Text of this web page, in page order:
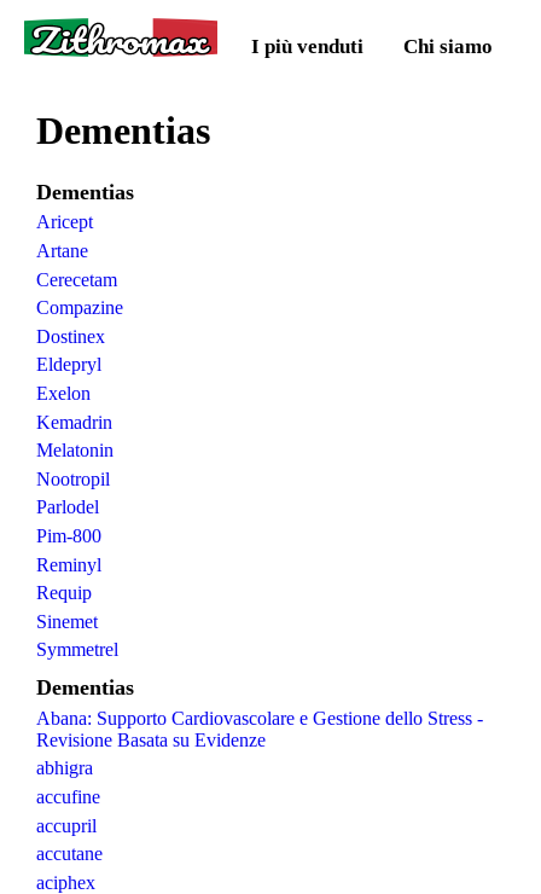
Zithromax I più venduti Chi siamo
Dementias
Dementias
Aricept
Artane
Cerecetam
Compazine
Dostinex
Eldepryl
Exelon
Kemadrin
Melatonin
Nootropil
Parlodel
Pim-800
Reminyl
Requip
Sinemet
Symmetrel
Dementias
Abana: Supporto Cardiovascolare e Gestione dello Stress -
Revisione Basata su Evidenze
abhigra
accufine
accupril
accutane
aciphex